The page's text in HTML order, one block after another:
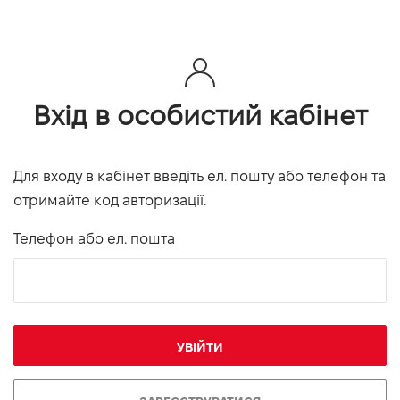
Вхід в особистий кабінет
Для входу в кабінет введіть ел. пошту або телефон та
отримайте код авторизації.
Телефон або ел. пошта
УВІЙТИ